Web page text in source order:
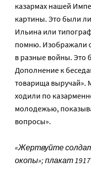
казармах нашей
картины. Это были
Ильина или
помню. Изображали
в разные войны. Это
Дополнение к
товарища
ходили по
молодежью,
вопросы».
«Жертвуйте
окопы»; плакат 1917